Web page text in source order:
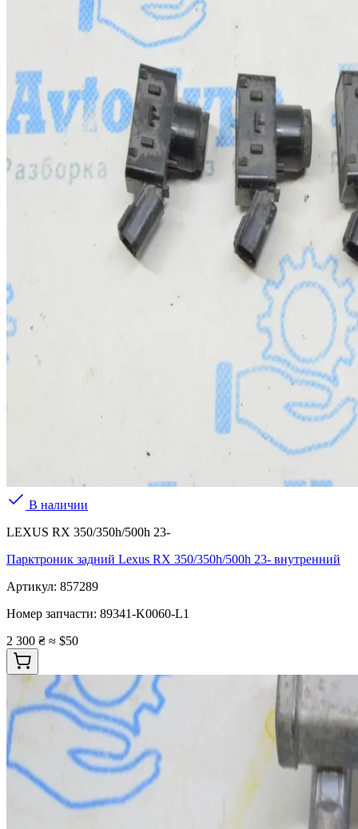
В наличии
LEXUS RX 350/350h/500h 23-
Парктроник задний Lexus RX 350/350h/500h 23- внутренний
Артикул: 857289
Номер запчасти: 89341-K0060-L1
2 300 ₴ ≈ $50